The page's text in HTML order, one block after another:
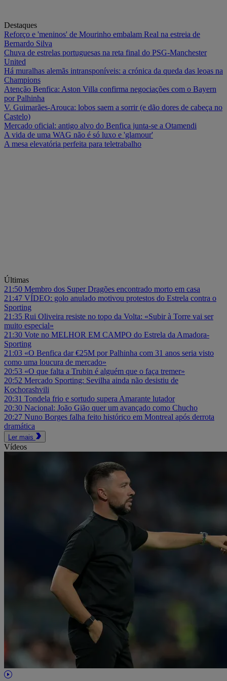
Destaques
Reforço e 'meninos' de Mourinho embalam Real na estreia de
Bernardo Silva
Chuva de estrelas portuguesas na reta final do PSG-Manchester
United
Há muralhas alemãs intransponíveis: a crónica da queda das leoas na
Champions
Atenção Benfica: Aston Villa confirma negociações com o Bayern
por Palhinha
V. Guimarães-Arouca: lobos saem a sorrir (e dão dores de cabeça no
Castelo)
Mercado oficial: antigo alvo do Benfica junta-se a Otamendi
A vida de uma WAG não é só luxo e 'glamour'
A mesa elevatória perfeita para teletrabalho
Últimas
21:50 Membro dos Super Dragões encontrado morto em casa
21:47 VÍDEO: golo anulado motivou protestos do Estrela contra o
Sporting
21:35 Rui Oliveira resiste no topo da Volta: «Subir à Torre vai ser
muito especial»
21:30 Vote no MELHOR EM CAMPO do Estrela da Amadora-
Sporting
21:03 «O Benfica dar €25M por Palhinha com 31 anos seria visto
como uma loucura de mercado»
20:53 «O que falta a Trubin é alguém que o faça tremer»
20:52 Mercado Sporting: Sevilha ainda não desistiu de
Kochorashvili
20:31 Tondela frio e sortudo supera Amarante lutador
20:30 Nacional: João Gião quer um avançado como Chucho
20:27 Nuno Borges falha feito histórico em Montreal após derrota
dramática
Ler mais
Vídeos